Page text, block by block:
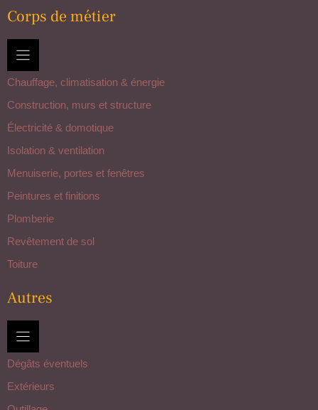
Corps de métier
Chauffage, climatisation & énergie
Construction, murs et structure
Électricité & domotique
Isolation & ventilation
Menuiserie, portes et fenêtres
Peintures et finitions
Plomberie
Revêtement de sol
Toiture
Autres
Dégâts éventuels
Extérieurs